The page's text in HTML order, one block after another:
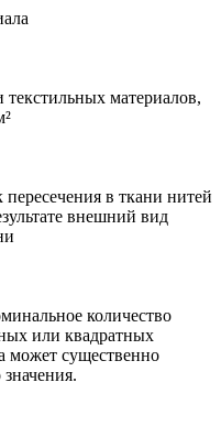
текстильных материалов,
в ткани нитей
внешний вид
количество
или квадратных
может существенно
значения.